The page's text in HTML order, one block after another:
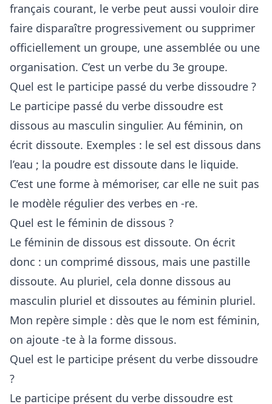
français courant, le verbe peut aussi vouloir dire
faire disparaître progressivement ou supprimer
officiellement un groupe, une assemblée ou une
organisation. C’est un verbe du 3e groupe.
Quel est le participe passé du verbe dissoudre ?
Le participe passé du verbe dissoudre est
dissous au masculin singulier. Au féminin, on
écrit dissoute. Exemples : le sel est dissous dans
l’eau ; la poudre est dissoute dans le liquide.
C’est une forme à mémoriser, car elle ne suit pas
le modèle régulier des verbes en -re.
Quel est le féminin de dissous ?
Le féminin de dissous est dissoute. On écrit
donc : un comprimé dissous, mais une pastille
dissoute. Au pluriel, cela donne dissous au
masculin pluriel et dissoutes au féminin pluriel.
Mon repère simple : dès que le nom est féminin,
on ajoute -te à la forme dissous.
Quel est le participe présent du verbe dissoudre
?
Le participe présent du verbe dissoudre est